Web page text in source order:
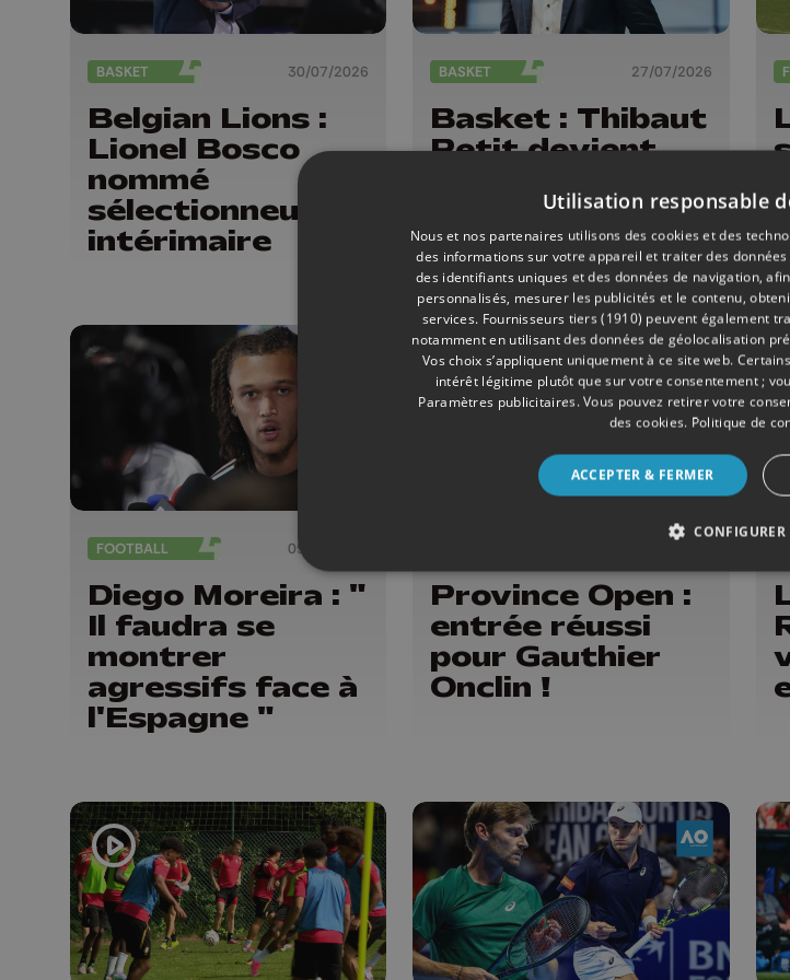
BASKET 30/07/2026
Belgian Lions :
Lionel Bosco
nommé
sélectionneur
intérimaire
BASKET 27/07/2026
Basket : Thibaut
Petit devient
la Suisse
(messieurs)
FOOTBALL 09/07/2026
Diego Moreira : "
Il faudra se
montrer
agressifs face à
l'Espagne "
Province Open :
entrée réussi
pour Gauthier
Onclin !
Utilisation responsable
Nous et nos partenaires utilisons des cookies et des
des informations sur votre appareil et traiter des
des identifiants uniques et des données de navigation,
personnalisés, mesurer les publicités et le contenu,
services. Fournisseurs tiers (1910) peuvent également
notamment en utilisant des données de géolocalisation
Vos choix s’appliquent uniquement à ce site web.
intérêt légitime plutôt que sur votre consentement ;
Paramètres publicitaires. Vous pouvez retirer votre
des cookies. Politique de
ACCEPTER & FERMER
CONFIGURER